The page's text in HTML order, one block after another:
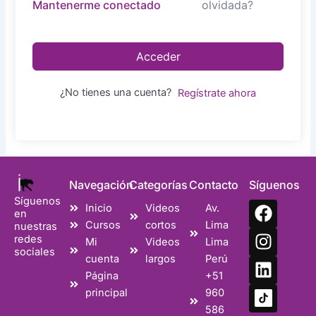
Mantenerme conectado
olvidada?
Acceder
¿No tienes una cuenta? Regístrate ahora
Síguenos
en
nuestras
redes
sociales
Navegación
Inicio
Cursos
Mi
cuenta
Página
principal
Categorías
Videos
cortos
Videos
largos
Contacto
Av.
Lima
Lima
Perú
+51
960
586
Síguenos
F
a
c
e
b
o
I
n
s
t
a
g
L
i
n
k
e
d